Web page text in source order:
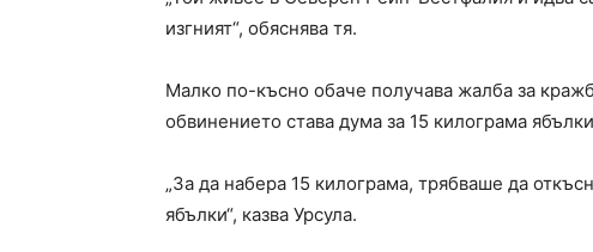
изгният“, обяснява тя.
Малко по-късно обаче получава жалба за
обвинението става дума за 15 килограма
„За да набера 15 килограма, трябваше да
ябълки“, казва Урсула.